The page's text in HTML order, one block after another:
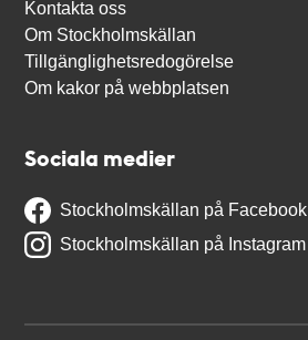
Kontakta oss
Om Stockholmskällan
Tillgänglighetsredogörelse
Om kakor på webbplatsen
Sociala medier
Stockholmskällan på Facebook
Stockholmskällan på Instagram